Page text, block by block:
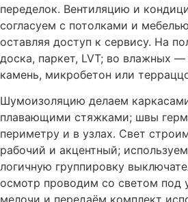
переделок. Вентиляцию и
согласуем с потолками и
оставляя доступ к сервису. На
доска, паркет, LVT; во влажных —
камень, микробетон или
Шумоизоляцию делаем
плавающими стяжками; швы
периметру и в узлах. Свет
рабочий и акцентный;
логичную группировку
осмотр проводим со светом под